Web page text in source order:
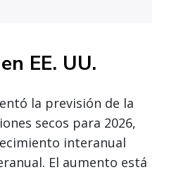
EE. UU.
la previsión de la
secos para 2026,
interanual
El aumento está